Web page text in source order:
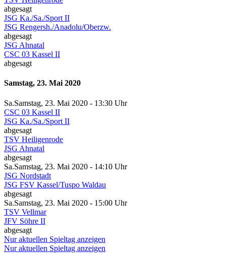
abgesagt
JSG Ka./Sa./Sport II
JSG Rengersh./Anadolu/Oberzw.
abgesagt
JSG Ahnatal
CSC 03 Kassel II
abgesagt
Samstag, 23. Mai 2020
Sa.Samstag, 23. Mai 2020 - 13:30 Uhr
CSC 03 Kassel II
JSG Ka./Sa./Sport II
abgesagt
TSV Heiligenrode
JSG Ahnatal
abgesagt
Sa.Samstag, 23. Mai 2020 - 14:10 Uhr
JSG Nordstadt
JSG FSV Kassel/Tuspo Waldau
abgesagt
Sa.Samstag, 23. Mai 2020 - 15:00 Uhr
TSV Vellmar
JFV Söhre II
abgesagt
Nur aktuellen Spieltag anzeigen
Nur aktuellen Spieltag anzeigen